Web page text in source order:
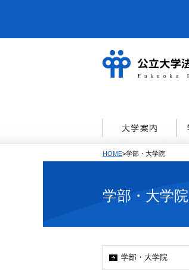
HOME>学部・大学院
学部・大学院
学部・大学院